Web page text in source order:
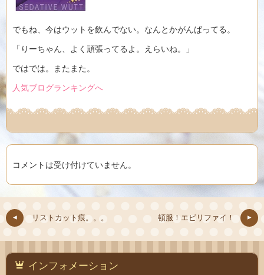
でもね、今はウットを飲んでない。なんとかがんばってる。
「りーちゃん、よく頑張ってるよ。えらいね。」
ではでは。またまた。
人気ブログランキングへ
コメントは受け付けていません。
リストカット痕。。。 頓服！エビリファイ！
インフォメーション